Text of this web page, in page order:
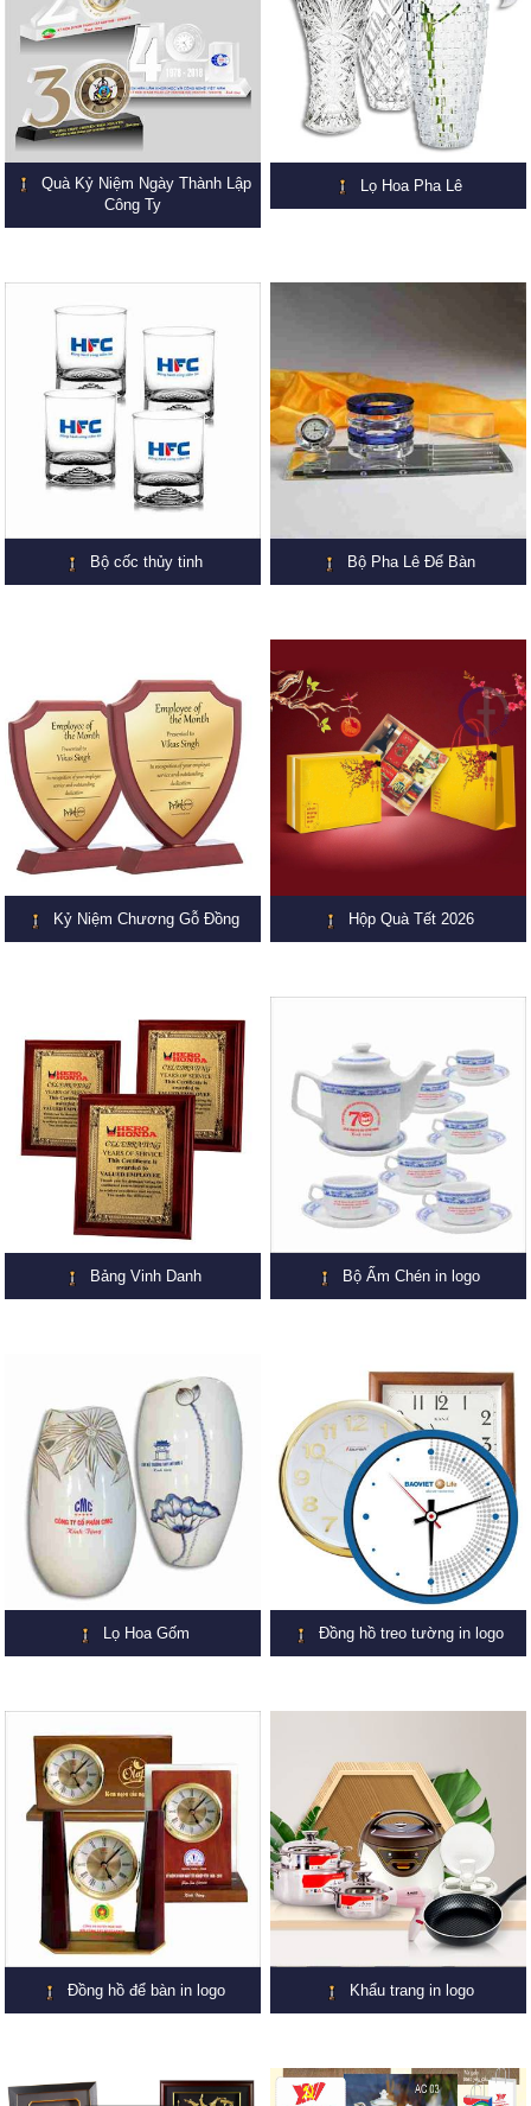
Quà Kỷ Niệm Ngày Thành Lập
Công Ty
Lọ Hoa Pha Lê
Bộ cốc thủy tinh Bộ Pha Lê Để Bàn
Kỷ Niệm Chương Gỗ Đồng Hộp Quà Tết 2026
Bảng Vinh Danh Bộ Ấm Chén in logo
Lọ Hoa Gốm Đồng hồ treo tường in logo
Đồng hồ để bàn in logo Khẩu trang in logo